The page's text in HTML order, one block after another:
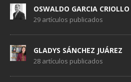
OSWALDO GARCIA CRIOLLO
29 artículos publicados
GLADYS SÁNCHEZ JUÁREZ
28 artículos publicados